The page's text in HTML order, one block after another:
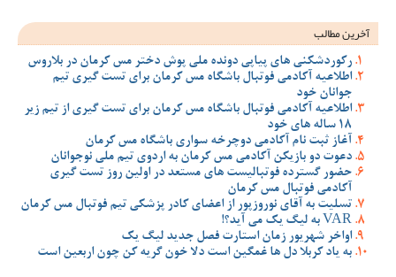
آخرین مطالب
رکوردشکنی های پیاپی دونده ملی پوش دختر مس کرمان در بلاروس
اطلاعیه آکادمی فوتبال باشگاه مس کرمان برای تست گیری تیم
جوانان خود
اطلاعیه آکادمی فوتبال باشگاه مس کرمان برای تست گیری از تیم زیر
18 ساله های خود
آغاز ثبت نام آکادمی دوچرخه سواری باشگاه مس کرمان
دعوت دو بازیکن آکادمی مس کرمان به اردوی تیم ملی نوجوانان
حضور گسترده فوتبالیست های مستعد در اولین روز تست گیری
آکادمی فوتبال مس کرمان
تسلیت به آقای نوروزپور از اعضای کادر پزشکی تیم فوتبال مس کرمان
VAR به لیگ یک می آید؟!
اواخر شهریور زمان استارت فصل جدید لیگ یک
به یاد کربلا دل ها غمگین است دلا خون گریه کن چون اربعین است